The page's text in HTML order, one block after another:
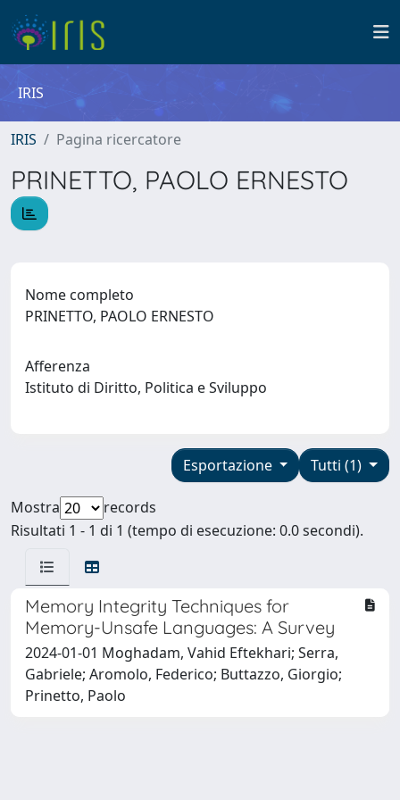
IRIS
IRIS Pagina ricercatore
PRINETTO, PAOLO ERNESTO
Nome completo
PRINETTO, PAOLO ERNESTO
Afferenza
Istituto di Diritto, Politica e Sviluppo
Tutti (1)
Esportazione
Mostra
records
Risultati 1 - 1 di 1 (tempo di esecuzione: 0.0 secondi).
Memory Integrity Techniques for
Memory-Unsafe Languages: A Survey
2024-01-01 Moghadam, Vahid Eftekhari; Serra,
Gabriele; Aromolo, Federico; Buttazzo, Giorgio;
Prinetto, Paolo